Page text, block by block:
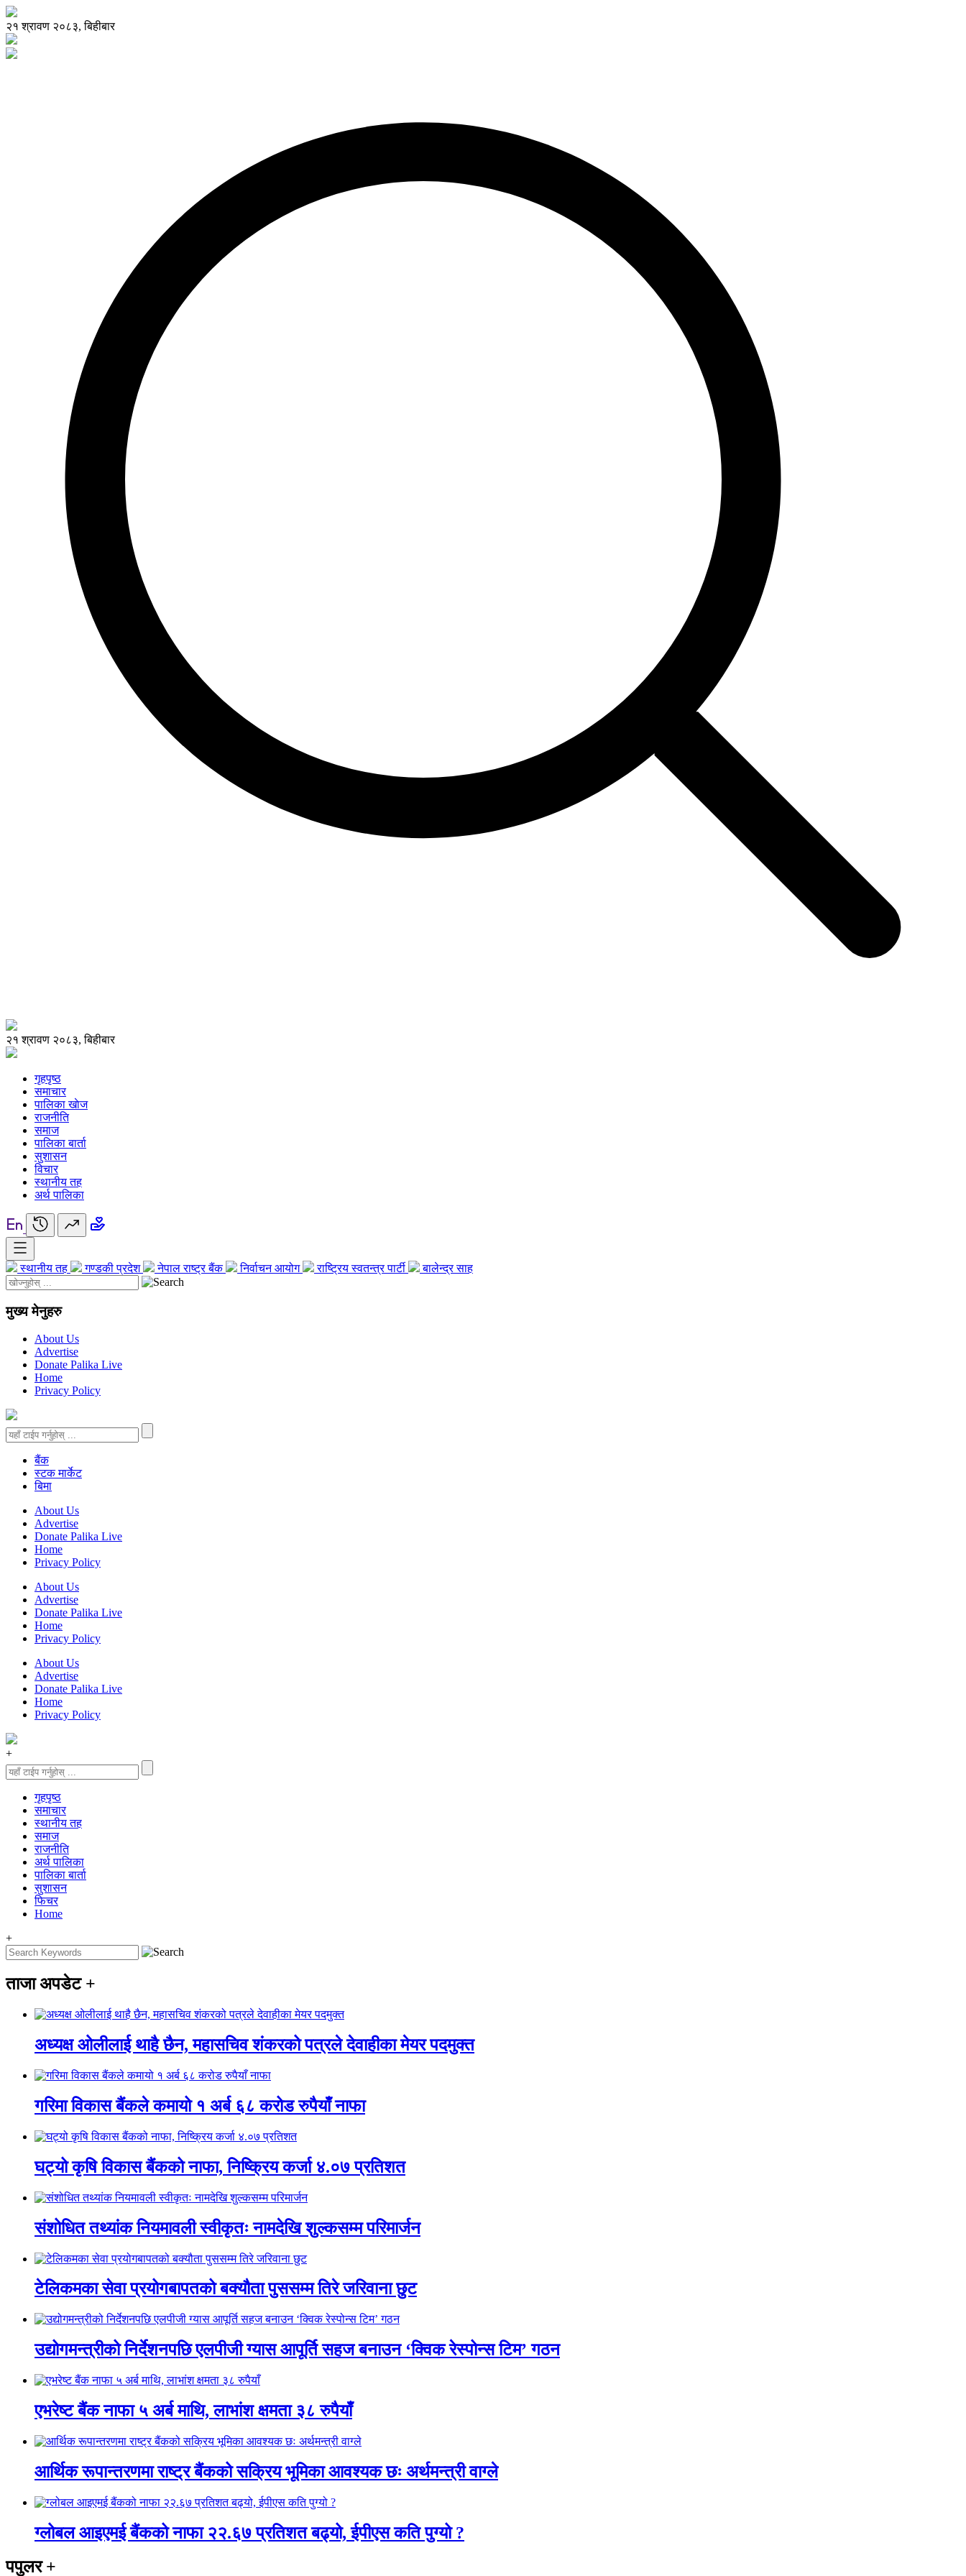
२१ श्रावण २०८३, बिहीबार
२१ श्रावण २०८३, बिहीबार
गृहपृष्ठ
समाचार
पालिका खाेज
राजनीति
समाज
पालिका बार्ता
सुशासन
विचार
स्थानीय तह
अर्थ पालिका
स्थानीय तह गण्डकी प्रदेश नेपाल राष्ट्र बैंक निर्वाचन आयोग राष्ट्रिय स्वतन्त्र पार्टी बालेन्द्र साह
मुख्य मेनुहरु
About Us
Advertise
Donate Palika Live
Home
Privacy Policy
बैंक
स्टक मार्केट
बिमा
About Us
Advertise
Donate Palika Live
Home
Privacy Policy
About Us
Advertise
Donate Palika Live
Home
Privacy Policy
About Us
Advertise
Donate Palika Live
Home
Privacy Policy
+
गृहपृष्‍ठ
समाचार
स्थानीय तह
समाज
राजनीति
अर्थ पालिका
पालिका बार्ता
सुशासन
फिचर
Home
+
ताजा अपडेट +
अध्यक्ष ओलीलाई थाहै छैन, महासचिव शंकरको पत्रले देवाहीका मेयर पदमुक्त
गरिमा विकास बैंकले कमायो १ अर्ब ६८ करोड रुपैयाँ नाफा
घट्यो कृषि विकास बैंकको नाफा, निष्क्रिय कर्जा ४.०७ प्रतिशत
संशोधित तथ्यांक नियमावली स्वीकृतः नामदेखि शुल्कसम्म परिमार्जन
टेलिकमका सेवा प्रयोगबापतको बक्यौता पुससम्म तिरे जरिवाना छुट
उद्योगमन्त्रीको निर्देशनपछि एलपीजी ग्यास आपूर्ति सहज बनाउन ‘क्विक रेस्पोन्स टिम’ गठन
एभरेष्ट बैंक नाफा ५ अर्ब माथि, लाभांश क्षमता ३८ रुपैयाँ
आर्थिक रूपान्तरणमा राष्ट्र बैंकको सक्रिय भूमिका आवश्यक छः अर्थमन्त्री वाग्ले
ग्लोबल आइएमई बैंकको नाफा २२.६७ प्रतिशत बढ्यो, ईपीएस कति पुग्यो ?
पपुलर+